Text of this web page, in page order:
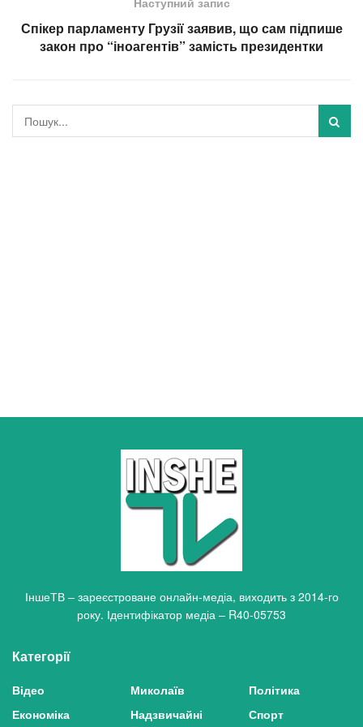
Спікер парламенту Грузії заявив, що сам підпише
закон про “іноагентів” замість президентки
ІншеТВ – зареєстроване онлайн-медіа, виходить з 2014-го
року. Ідентифікатор медіа – R40-05753
Категорії
Відео
Економіка
Миколаїв
Надзвичайні
Політика
Спорт